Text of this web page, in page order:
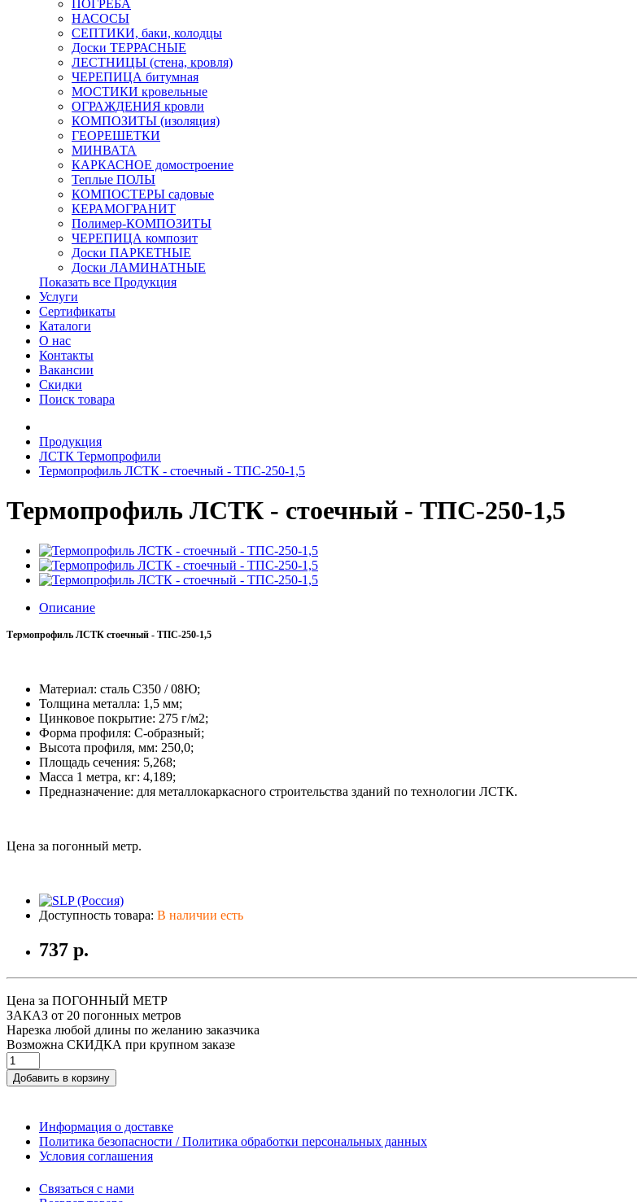
ПОГРЕБА
НАСОСЫ
СЕПТИКИ, баки, колодцы
Доски ТЕРРАСНЫЕ
ЛЕСТНИЦЫ (стена, кровля)
ЧЕРЕПИЦА битумная
МОСТИКИ кровельные
ОГРАЖДЕНИЯ кровли
КОМПОЗИТЫ (изоляция)
ГЕОРЕШЕТКИ
МИНВАТА
КАРКАСНОЕ домостроение
Теплые ПОЛЫ
КОМПОСТЕРЫ садовые
КЕРАМОГРАНИТ
Полимер-КОМПОЗИТЫ
ЧЕРЕПИЦА композит
Доски ПАРКЕТНЫЕ
Доски ЛАМИНАТНЫЕ
Показать все Продукция
Услуги
Сертификаты
Каталоги
О нас
Контакты
Вакансии
Скидки
Поиск товара
Продукция
ЛСТК Термопрофили
Термопрофиль ЛСТК - стоечный - ТПС-250-1,5
Термопрофиль ЛСТК - стоечный - ТПС-250-1,5
Описание
Термопрофиль ЛСТК стоечный - ТПС-250-1,5
Материал: сталь С350 / 08Ю;
Толщина металла: 1,5 мм;
Цинковое покрытие: 275 г/м2;
Форма профиля: C-образный;
Высота профиля, мм: 250,0;
Площадь сечения: 5,268;
Масса 1 метра, кг: 4,189;
Предназначение: для металлокаркасного строительства зданий по технологии ЛСТК.
Цена за погонный метр.
Доступность товара: В наличии есть
737 р.
Цена за ПОГОННЫЙ МЕТР
ЗАКАЗ от 20 погонных метров
Нарезка любой длины по желанию заказчика
Возможна СКИДКА при крупном заказе
Добавить в корзину
Информация о доставке
Политика безопасности / Политика обработки персональных данных
Условия соглашения
Связаться с нами